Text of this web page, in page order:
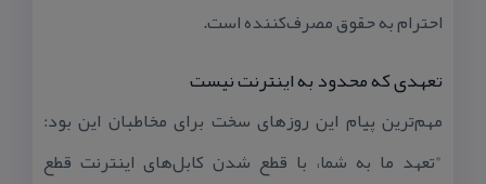
احترام به حقوق مصرف‌كننده است.
تعهدی كه محدود به اینترنت نیست
مهم‌ترین پیام این روزهای سخت برای مخاطبان این بود:
"تعهد ما به شما، با قطع شدن كابل‌های اینترنت قطع